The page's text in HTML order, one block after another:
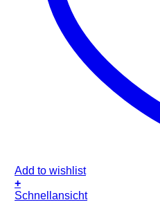
Add to wishlist
+
Schnellansicht